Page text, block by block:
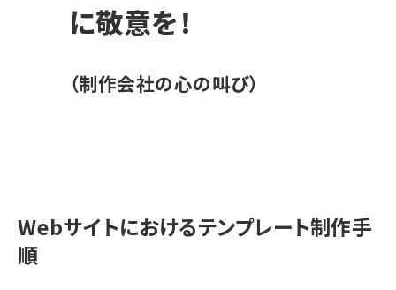
に敬意を！
（制作会社の心の叫び）
Webサイトにおけるテンプレート制作手
順